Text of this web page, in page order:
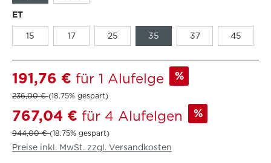
ET
15 17 25 35 37 45
191,76 € für 1 Alufelge %
236,00 €(18.75% gespart)
767,04 € für 4 Alufelgen %
944,00 €(18.75% gespart)
Preise inkl. MwSt. zzgl. Versandkosten